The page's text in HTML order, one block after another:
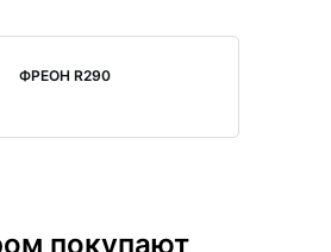
ФРЕОН R290
покупают